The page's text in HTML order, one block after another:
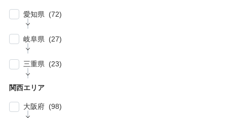
| … 中野区・杉並区 (13)
| … 北区・台東区・足立区・荒川区 (24)
| … 八王子市・武蔵野市・三鷹市・日野市・西
| … 比企郡・入間郡・入間市・秩父市・秩父
| … 川口市・越谷市・川越市 (14)
| … 朝霞市・上尾市・志木市 (6)
| … 浦安市・市原市・八千代市・佐倉市 (14)
| … 野田市・成田市・木更津市・茂原市・我孫
愛知県 (72)
| … 名古屋市 (27)
| … 稲沢市/・尾張旭市・瀬戸市・日進市 (10)
| … 豊明市・東海市・大府市・刈谷市 (7)
| … 知立市・安城市・豊田市・岡崎市 (12)
岐阜県 (27)
| … 岐阜市・大垣市 (10)
川市 (5)
三重県 (23)
| … 津市・四日市市 (9)
| … 鈴鹿市・松阪市・桑名市 (8)
関西エリア
大阪府 (98)